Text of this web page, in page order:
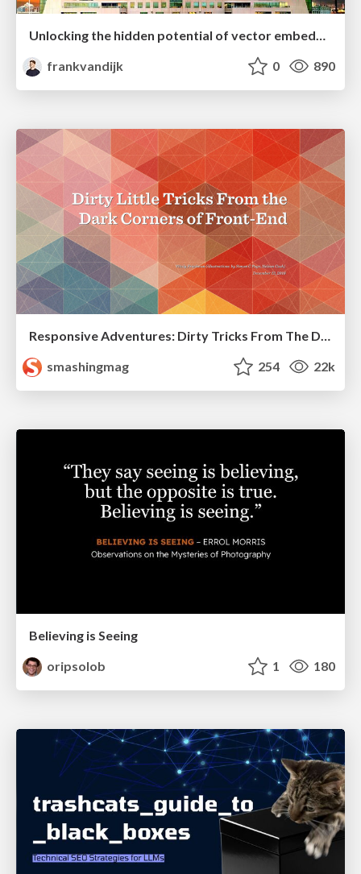
Unlocking the hidden potential of vector embeddings in international SEO
frankvandijk
0 890
smashingmag
254 22k
Believing is Seeing
oripsolob
1 180